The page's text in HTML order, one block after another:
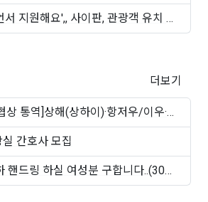
지원해요',, 사이판, 관광객 유치 마
더보기
상 통역]상해(상하이)·항저우/이우·
간호사 모집
핸드링 하실 여성분 구합니다..(30대